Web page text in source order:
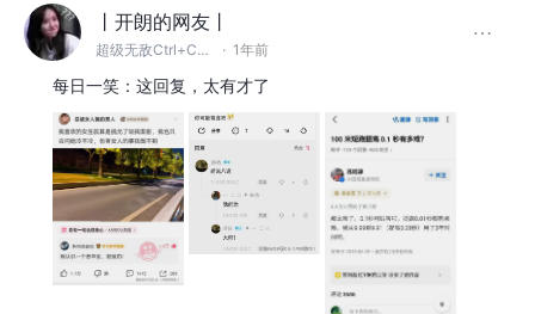
丨开朗的网友丨
超级无敌Ctrl+C~V~Z大王 · 1年前
每日一笑：这回复，太有才了